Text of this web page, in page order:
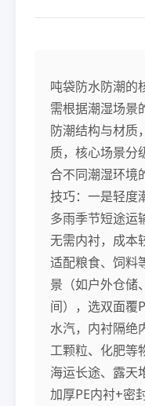
吨袋防水防潮的
需根据潮湿场景
防潮结构与材质
质，核心场景分
合不同潮湿环境
技巧：一是轻度
多雨季节短途运
无需内衬，成本
适配粮食、饲料
景（如户外仓储
间），选双面覆
水汽，内衬隔绝
工颗粒、化肥等
海运长途、露天
加厚PE内衬+密